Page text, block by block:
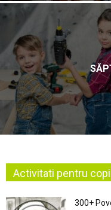
Activitati pentru
300+